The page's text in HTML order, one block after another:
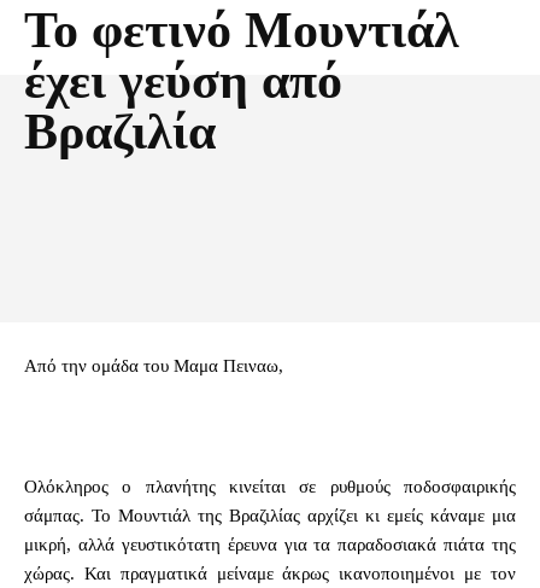
Το φετινό Mουντιάλ
έχει γεύση από
Βραζιλία
Από την ομάδα του Μαμα Πειναω,
Ολόκληρος ο πλανήτης κινείται σε ρυθμούς ποδοσφαιρικής
σάμπας. Το Μουντιάλ της Βραζιλίας αρχίζει κι εμείς κάναμε μια
μικρή, αλλά γευστικότατη έρευνα για τα παραδοσιακά πιάτα της
χώρας. Και πραγματικά μείναμε άκρως ικανοποιημένοι με τον